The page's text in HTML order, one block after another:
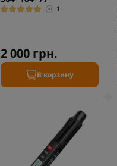
1
2 000 грн.
В корзину